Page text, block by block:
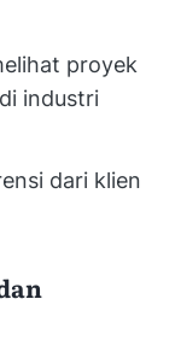
proyek
industri
dari klien